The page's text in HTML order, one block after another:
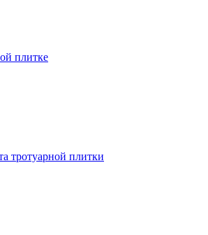
плитке
тротуарной плитки